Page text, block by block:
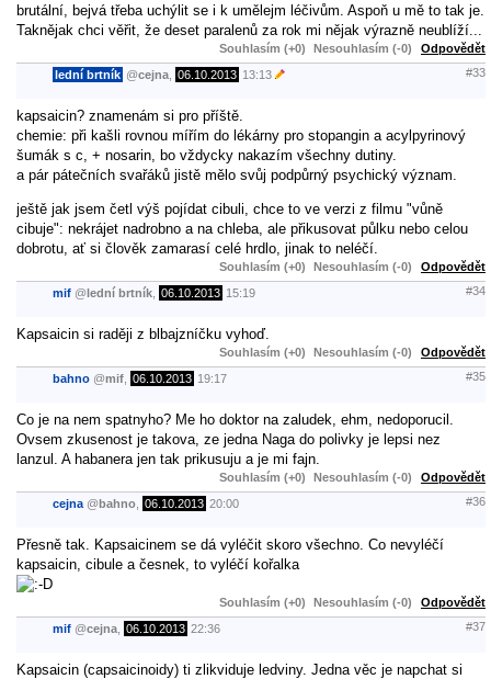
brutální, bejvá třeba uchýlit se i k umělejm léčivům. Aspoň u mě to tak je.
Taknějak chci věřit, že deset paralenů za rok mi nějak výrazně neublíží...
Souhlasím (+0) Nesouhlasím (-0) Odpovědět
lední brtník @cejna 06.10.2013 13:13 #33
kapsaicin? znamenám si pro příště.
chemie: při kašli rovnou mířím do lékárny pro stopangin a acylpyrinový
šumák s c, + nosarin, bo vždycky nakazím všechny dutiny.
a pár pátečních svařáků jistě mělo svůj podpůrný psychický význam.
ještě jak jsem četl výš pojídat cibuli, chce to ve verzi z filmu "vůně
cibuje": nekrájet nadrobno a na chleba, ale přikusovat půlku nebo celou
dobrotu, ať si člověk zamarasí celé hrdlo, jinak to neléčí.
Souhlasím (+0) Nesouhlasím (-0) Odpovědět
mif @lední brtník 06.10.2013 15:19 #34
Kapsaicin si raději z blbajzníčku vyhoď.
Souhlasím (+0) Nesouhlasím (-0) Odpovědět
bahno @mif 06.10.2013 19:17 #35
Co je na nem spatnyho? Me ho doktor na zaludek, ehm, nedoporucil.
Ovsem zkusenost je takova, ze jedna Naga do polivky je lepsi nez
lanzul. A habanera jen tak prikusuju a je mi fajn.
Souhlasím (+0) Nesouhlasím (-0) Odpovědět
cejna @bahno 06.10.2013 20:00 #36
Přesně tak. Kapsaicinem se dá vyléčit skoro všechno. Co nevyléčí
kapsaicin, cibule a česnek, to vyléčí kořalka
Souhlasím (+0) Nesouhlasím (-0) Odpovědět
mif @cejna 06.10.2013 22:36 #37
Kapsaicin (capsaicinoidy) ti zlikviduje ledviny. Jedna věc je napchat si